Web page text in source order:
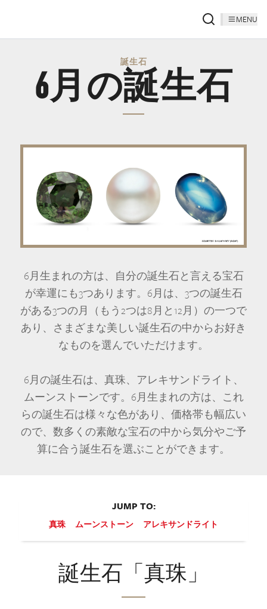
MENU
誕生石
6月の誕生石
6月生まれの方は、自分の誕生石と言える宝石
が幸運にも3つあります。6月は、3つの誕生石
がある3つの月（もう2つは8月と12月）の一つで
あり、さまざまな美しい誕生石の中からお好き
なものを選んでいただけます。
6月の誕生石は、真珠、アレキサンドライト、
ムーンストーンです。6月生まれの方は、これ
らの誕生石は様々な色があり、価格帯も幅広い
ので、数多くの素敵な宝石の中から気分やご予
算に合う誕生石を選ぶことができます。
JUMP TO:
真珠 ムーンストーン アレキサンドライト
誕生石「真珠」